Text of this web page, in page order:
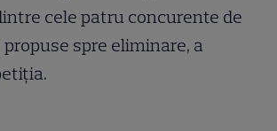
cele patru concurente de
propuse spre eliminare, a